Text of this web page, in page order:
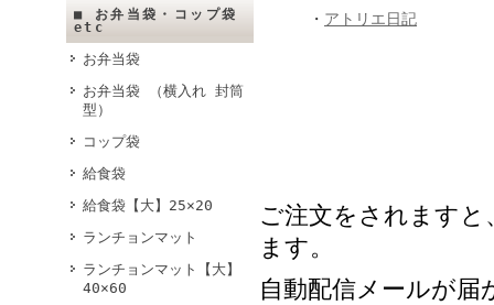
■ お弁当袋・コップ袋
etc
お弁当袋
お弁当袋 （横入れ 封筒
型）
コップ袋
給食袋
給食袋【大】25×20
ランチョンマット
ランチョンマット【大】
40×60
・ アトリエ日記
ご注文をされます
ます。
自動配信メールが